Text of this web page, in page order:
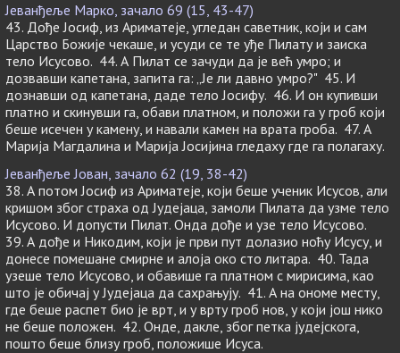
Јеванђеље Марко, зачало 69 (15, 43-47)
43. Дође Јосиф, из Ариматеје, угледан саветник, који и сам
Царство Божије чекаше, и усуди се те уђе Пилату и заиска
тело Исусово. 44. А Пилат се зачуди да је већ умро; и
дозвавши капетана, запита га: „Је ли давно умро?" 45. И
дознавши од капетана, даде тело Јосифу. 46. И он купивши
платно и скинувши га, обави платном, и положи га у гроб који
беше исечен у камену, и навали камен на врата гроба. 47. А
Марија Магдалина и Марија Јосијина гледаху где га полагаху.
Јеванђеље Јован, зачало 62 (19, 38-42)
38. А потом Јосиф из Ариматеје, који беше ученик Исусов, али
кришом због страха од Јудејаца, замоли Пилата да узме тело
Исусово. И допусти Пилат. Онда дође и узе тело Исусово.
39. А дође и Никодим, који је први пут долазио ноћу Исусу, и
донесе помешане смирне и алоја око сто литара. 40. Тада
узеше тело Исусово, и обавише га платном с мирисима, као
што је обичај у Јудејаца да сахрањују. 41. А на ономе месту,
где беше распет био је врт, и у врту гроб нов, у који још нико
не беше положен. 42. Онде, дакле, због петка јудејскога,
пошто беше близу гроб, положише Исуса.